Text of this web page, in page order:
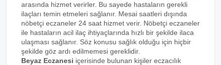
arasında hizmet verirler. Bu sayede hastaların gerekli
ilaçları temin etmeleri sağlanır. Mesai saatleri dışında
nöbetçi eczaneler 24 saat hizmet verir. Nöbetçi eczaneler
ile hastaların acil ilaç ihtiyaçlarında hızlı bir şekilde ilaca
ulaşması sağlanır. Söz konusu sağlık olduğu için hiçbir
şekilde göz ardı edilmemesi gereklidir.
Beyaz Eczanesi içerisinde bulunan kişiler eczacılık